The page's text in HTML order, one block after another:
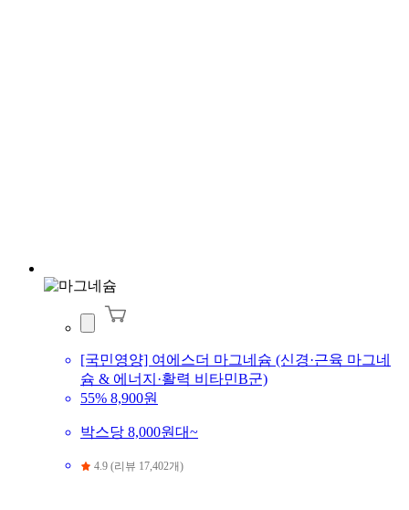
[국민영양] 여에스더 마그네슘 (신경·근육 마그네
슘 & 에너지·활력 비타민B군)
55% 8,900원
박스당 8,000원대~
4.9 (리뷰 17,402개)